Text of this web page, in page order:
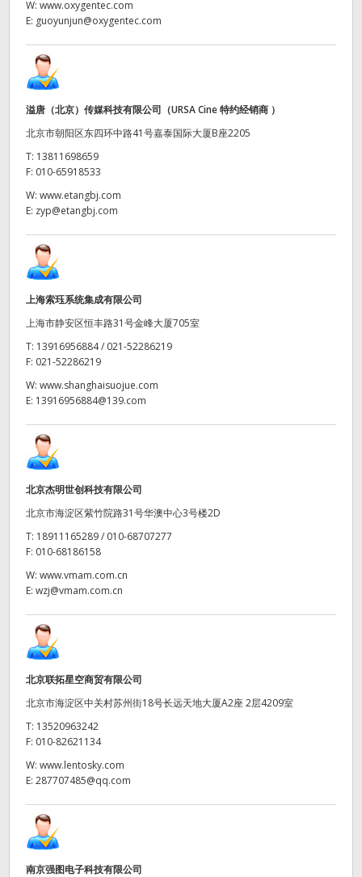
UAE
United States
W: www.oxygentec.com
E: guoyunjun@oxygentec.com
溢唐（北京）传媒科技有限公司（URSA Cine 特约经销商 ）
北京市朝阳区东四环中路41号嘉泰国际大厦B座2205
T: 13811698659
F: 010-65918533
W: www.etangbj.com
E: zyp@etangbj.com
上海索珏系统集成有限公司
上海市静安区恒丰路31号金峰大厦705室
T: 13916956884 / 021-52286219
F: 021-52286219
W: www.shanghaisuojue.com
E: 13916956884@139.com
北京杰明世创科技有限公司
北京市海淀区紫竹院路31号华澳中心3号楼2D
T: 18911165289 / 010-68707277
F: 010-68186158
W: www.vmam.com.cn
E: wzj@vmam.com.cn
北京联拓星空商贸有限公司
北京市海淀区中关村苏州街18号长远天地大厦A2座 2层4209室
T: 13520963242
F: 010-82621134
W: www.lentosky.com
E: 287707485@qq.com
南京强图电子科技有限公司